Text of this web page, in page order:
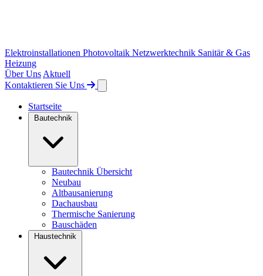
Elektroinstallationen Photovoltaik Netzwerktechnik Sanitär & Gas
Heizung
Über Uns Aktuell
Kontaktieren Sie Uns
Startseite
Bautechnik
Bautechnik Übersicht
Neubau
Altbausanierung
Dachausbau
Thermische Sanierung
Bauschäden
Haustechnik